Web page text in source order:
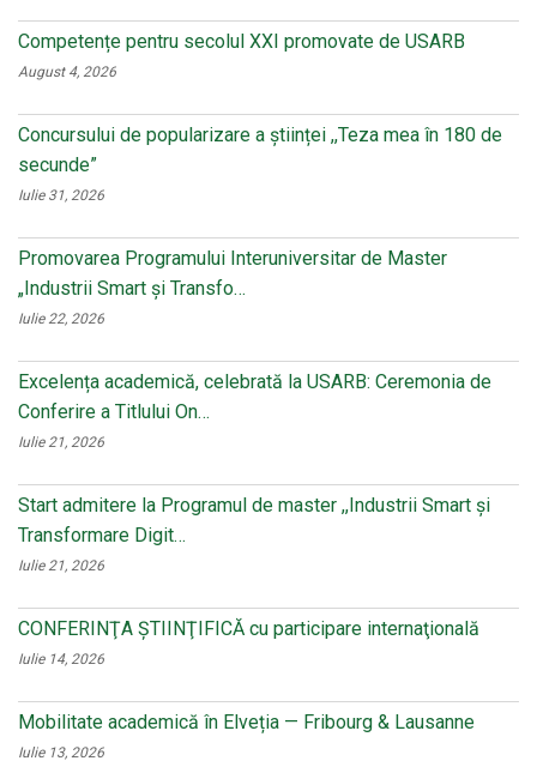
Competențe pentru secolul XXI promovate de USARB
August 4, 2026
Concursului de popularizare a științei ,,Teza mea în 180 de
secunde”
Iulie 31, 2026
Promovarea Programului Interuniversitar de Master
„Industrii Smart și Transfo…
Iulie 22, 2026
Excelența academică, celebrată la USARB: Ceremonia de
Conferire a Titlului On…
Iulie 21, 2026
Start admitere la Programul de master ,,Industrii Smart și
Transformare Digit…
Iulie 21, 2026
CONFERINŢA ŞTIINŢIFICĂ cu participare internaţională
Iulie 14, 2026
Mobilitate academică în Elveția — Fribourg & Lausanne
Iulie 13, 2026